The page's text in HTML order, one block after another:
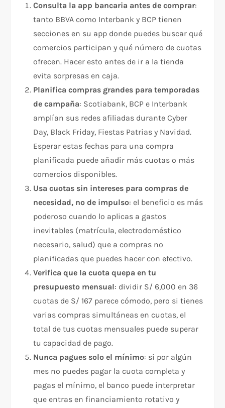
Consulta la app bancaria antes de comprar:
tanto BBVA como Interbank y BCP tienen
secciones en su app donde puedes buscar qué
comercios participan y qué número de cuotas
ofrecen. Hacer esto antes de ir a la tienda
evita sorpresas en caja.
Planifica compras grandes para temporadas
de campaña: Scotiabank, BCP e Interbank
amplían sus redes afiliadas durante Cyber
Day, Black Friday, Fiestas Patrias y Navidad.
Esperar estas fechas para una compra
planificada puede añadir más cuotas o más
comercios disponibles.
Usa cuotas sin intereses para compras de
necesidad, no de impulso: el beneficio es más
poderoso cuando lo aplicas a gastos
inevitables (matrícula, electrodoméstico
necesario, salud) que a compras no
planificadas que puedes hacer con efectivo.
Verifica que la cuota quepa en tu
presupuesto mensual: dividir S/ 6,000 en 36
cuotas de S/ 167 parece cómodo, pero si tienes
varias compras simultáneas en cuotas, el
total de tus cuotas mensuales puede superar
tu capacidad de pago.
Nunca pagues solo el mínimo: si por algún
mes no puedes pagar la cuota completa y
pagas el mínimo, el banco puede interpretar
que entras en financiamiento rotativo y